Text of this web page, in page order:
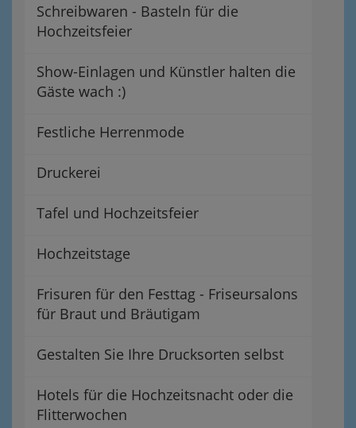
Schreibwaren - Basteln für die
Hochzeitsfeier
Show-Einlagen und Künstler halten die
Gäste wach :)
Festliche Herrenmode
Druckerei
Tafel und Hochzeitsfeier
Hochzeitstage
Frisuren für den Festtag - Friseursalons
für Braut und Bräutigam
Gestalten Sie Ihre Drucksorten selbst
Hotels für die Hochzeitsnacht oder die
Flitterwochen